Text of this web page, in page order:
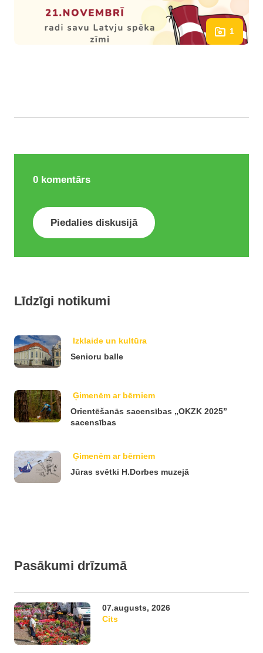
1
0 komentārs
Piedalies diskusijā
Līdzīgi notikumi
Izklaide un kultūra
Senioru balle
Ģimenēm ar bērniem
Orientēšanās sacensības „OKZK 2025”
sacensības
Ģimenēm ar bērniem
Jūras svētki H.Dorbes muzejā
Pasākumi drīzumā
07.augusts, 2026
Cits